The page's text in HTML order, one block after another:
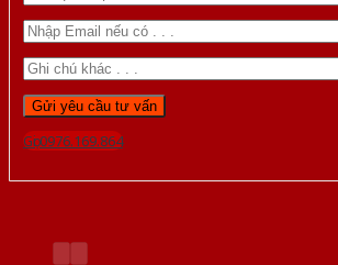
Gọi 0976.169.864